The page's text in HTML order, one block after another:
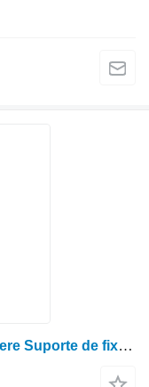
Oprawa Wspornik Uchwyt John Deere Suporte de fixação T550 T560 W540 W550 9540 9560 9580 AZ5653 para colheitadeira de grãos John Deere T550 T560 W540 W550 9540 9560 9580